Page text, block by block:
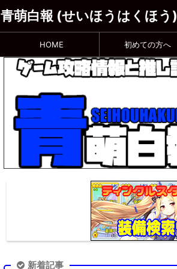
青萌白報 (せいほうはくほう)
HOME 初めての方へ
新着記事